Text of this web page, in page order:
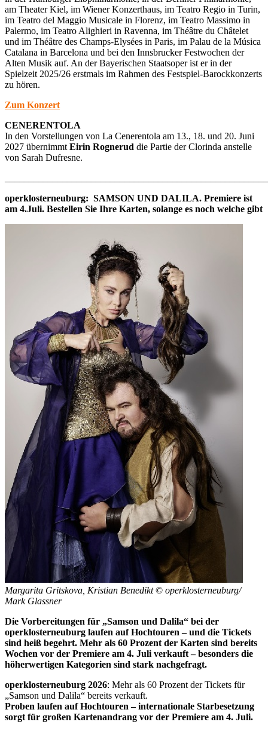
am Theater Kiel, im Wiener Konzerthaus, im Teatro Regio in Turin,
im Teatro del Maggio Musicale in Florenz, im Teatro Massimo in
Palermo, im Teatro Alighieri in Ravenna, im Théâtre du Châtelet
und im Théâtre des Champs-Elysées in Paris, im Palau de la Música
Catalana in Barcelona und bei den Innsbrucker Festwochen der
Alten Musik auf. An der Bayerischen Staatsoper ist er in der
Spielzeit 2025/26 erstmals im Rahmen des Festspiel-Barockkonzerts
zu hören.
Zum Konzert
CENERENTOLA
In den Vorstellungen von La Cenerentola am 13., 18. und 20. Juni
2027 übernimmt Eirin Rognerud die Partie der Clorinda anstelle
von Sarah Dufresne.
operklosterneuburg: SAMSON UND DALILA. Premiere ist
am 4.Juli. Bestellen Sie Ihre Karten, solange es noch welche gibt
Margarita Gritskova, Kristian Benedikt© operklosterneuburg/
Mark Glassner
Die Vorbereitungen für „Samson und Dalila“ bei der
operklosterneuburg laufen auf Hochtouren – und die Tickets
sind heiß begehrt. Mehr als 60 Prozent der Karten sind bereits
Wochen vor der Premiere am 4. Juli verkauft – besonders die
höherwertigen Kategorien sind stark nachgefragt.
operklosterneuburg 2026: Mehr als 60 Prozent der Tickets für
„Samson und Dalila“ bereits verkauft.
Proben laufen auf Hochtouren – internationale Starbesetzung
sorgt für großen Kartenandrang vor der Premiere am 4. Juli.